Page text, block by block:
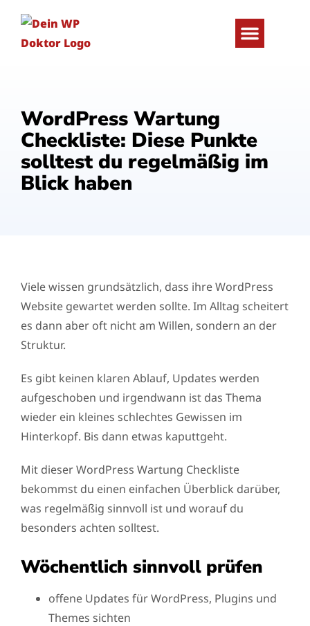
WordPress Wartung
Checkliste: Diese Punkte
solltest du regelmäßig im
Blick haben
Viele wissen grundsätzlich, dass ihre WordPress
Website gewartet werden sollte. Im Alltag scheitert
es dann aber oft nicht am Willen, sondern an der
Struktur.
Es gibt keinen klaren Ablauf, Updates werden
aufgeschoben und irgendwann ist das Thema
wieder ein kleines schlechtes Gewissen im
Hinterkopf. Bis dann etwas kaputtgeht.
Mit dieser WordPress Wartung Checkliste
bekommst du einen einfachen Überblick darüber,
was regelmäßig sinnvoll ist und worauf du
besonders achten solltest.
Wöchentlich sinnvoll prüfen
offene Updates für WordPress, Plugins und
Themes sichten